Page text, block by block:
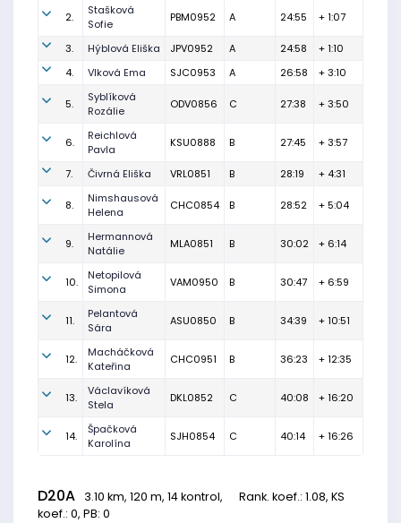
2.
Stašková
Sofie
PBM0952 A 24:55 + 1:07
3. Hýblová Eliška JPV0952 A 24:58
+ 1:10
4.
Vlková Ema SJC0953 A 26:58 + 3:10
5.
Syblíková
Rozálie
ODV0856 C 27:38 + 3:50
6.
Reichlová
Pavla
KSU0888 B 27:45 + 3:57
7. Čivrná Eliška VRL0851 B 28:19 + 4:31
8.
Nimshausová
Helena
CHC0854 B 28:52 + 5:04
9.
Hermannová
Natálie
MLA0851 B 30:02 + 6:14
10.
Netopilová
Simona
VAM0950 B 30:47 + 6:59
11.
Pelantová
Sára
ASU0850 B 34:39 + 10:51
12.
Macháčková
Kateřina
CHC0951 B 36:23 + 12:35
13.
Václavíková
Stela
DKL0852 C 40:08 + 16:20
14.
Špačková
Karolína
SJH0854 C 40:14 + 16:26
D20A 3.10 km, 120 m, 14 kontrol, Rank. koef.: 1.08, KS
koef.: 0, PB: 0